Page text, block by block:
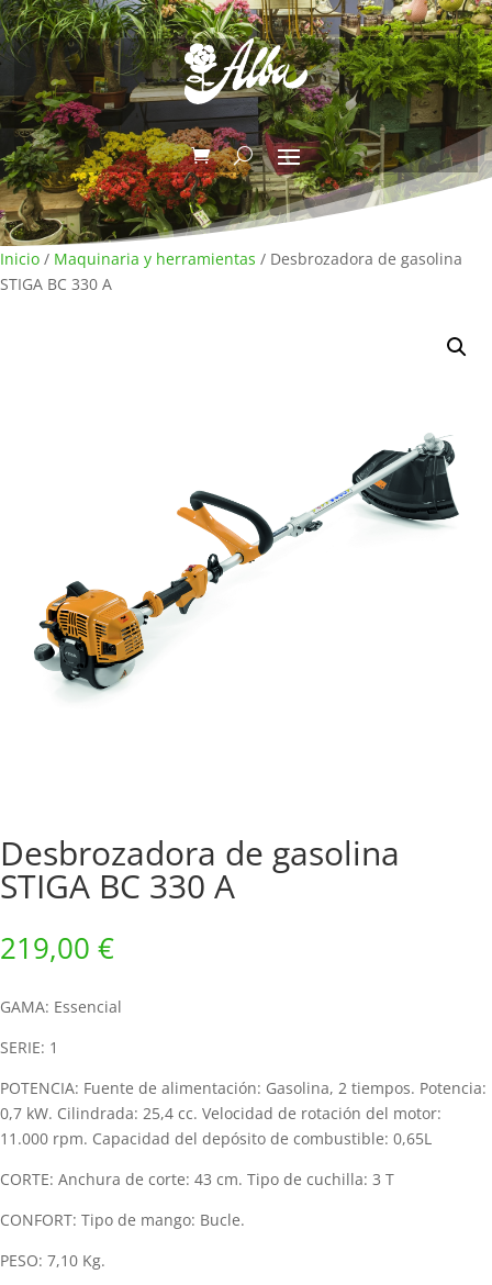
Inicio / Maquinaria y herramientas / Desbrozadora de gasolina
STIGA BC 330 A
Desbrozadora de gasolina
STIGA BC 330 A
219,00 €
GAMA: Essencial
SERIE: 1
POTENCIA: Fuente de alimentación: Gasolina, 2 tiempos. Potencia:
0,7 kW. Cilindrada: 25,4 cc. Velocidad de rotación del motor:
11.000 rpm. Capacidad del depósito de combustible: 0,65L
CORTE: Anchura de corte: 43 cm. Tipo de cuchilla: 3 T
CONFORT: Tipo de mango: Bucle.
PESO: 7,10 Kg.